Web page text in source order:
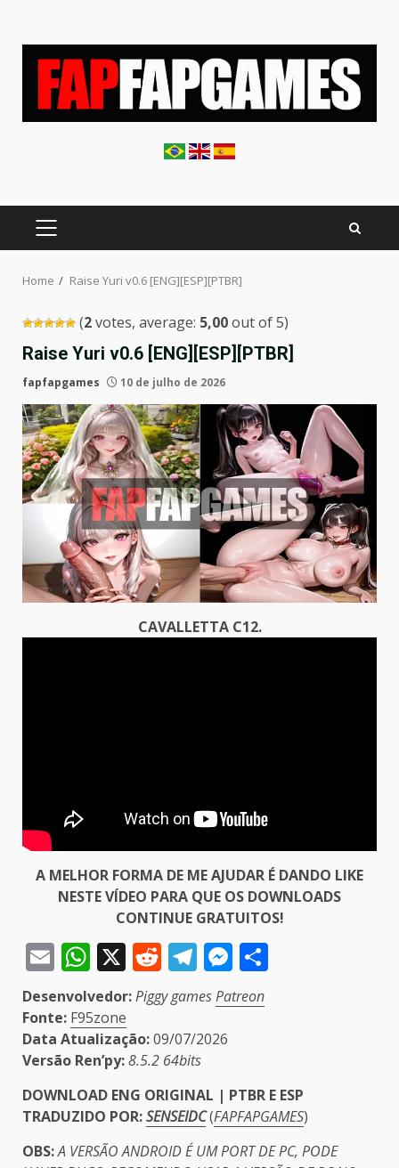
PRIMARY
MENU
Home Raise Yuri v0.6 [ENG][ESP][PTBR]
(2votes, average: 5,00out of 5)
Raise Yuri v0.6 [ENG][ESP][PTBR]
fapfapgames 10 de julho de 2026
CAVALLETTA C12.
A MELHOR FORMA DE ME AJUDAR É DANDO LIKE
NESTE VÍDEO PARA QUE OS DOWNLOADS
CONTINUE GRATUITOS!
EmailWhatsApp
X Reddit
Telegram
Messenger
Desenvolvedor:Piggy gamesPatreon
Fonte: F95zone
Data Atualização:09/07/2026
Versão Ren’py:8.5.2 64bits
DOWNLOAD ENG ORIGINAL | PTBR E ESP
TRADUZIDO POR:SENSEIDC(FAPFAPGAMES)
OBS:A VERSÃO ANDROID É UM PORT DE PC, PODE